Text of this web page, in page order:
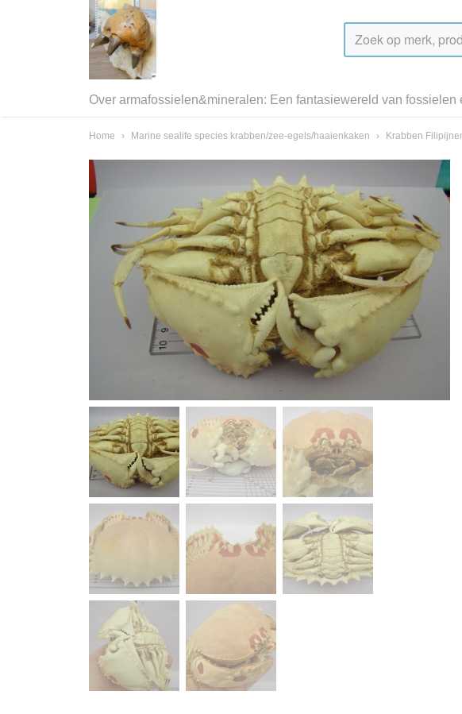
Over armafossielen&mineralen: Een fantasiewereld van fossielen
Home › Marine sealife species krabben/zee-egels/haaienkaken › Krabben